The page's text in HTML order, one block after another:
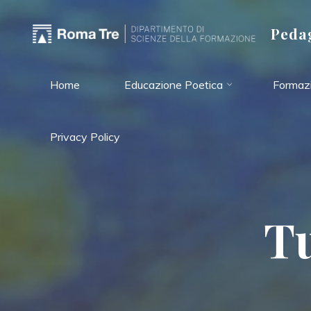
Home Educazione Poetica
Privacy Policy
T